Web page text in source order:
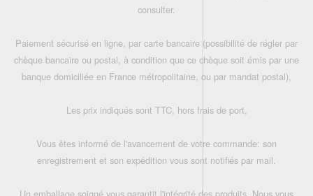
consulter.
Paiement sécurisé en ligne, par carte bancaire (possibilité de régler par
chèque bancaire ou postal, à condition que ce chèque soit émis par une
banque domiciliée en France métropolitaine, ou par mandat postal),
Les prix indiqués sont TTC, hors frais de port,
Vous êtes informé de l'avancement de votre commande: son
enregistrement et son expédition vous sont notifiés par mail.
Un emballage soigné vous garantit l'intégrité des produits. Nous vous